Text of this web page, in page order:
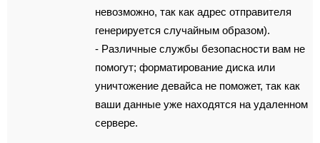
невозможно, так как адрес отправителя
генерируется случайным образом).
- Различные службы безопасности вам не
помогут; форматирование диска или
уничтожение девайса не поможет, так как
ваши данные уже находятся на удаленном
сервере.